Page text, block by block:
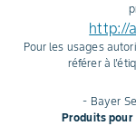
http://
Pour les usages
référer à
- Bayer
Produits